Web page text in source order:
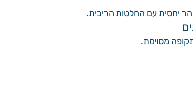
יחסית עם החלטות הריבית.
מסוימת.